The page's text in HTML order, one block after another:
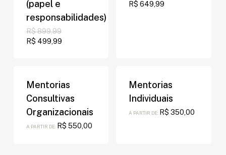
(papel e
responsabilidades)
R$899,99O
preço
R$ 499,99O
R$ 649,99
Mentorias
Consultivas
Organizacionais
A PARTIR DE: R$ 550,00
Mentorias
Individuais
A PARTIR DE: R$ 350,00